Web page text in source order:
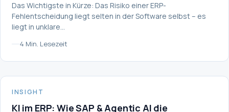
Das Wichtigste in Kürze: Das Risiko einer ERP-
Fehlentscheidung liegt selten in der Software selbst – es
liegt in unklare…
4 Min. Lesezeit
INSIGHT
INSIGHT
KI im ERP: Wie SAP & Agentic AI die